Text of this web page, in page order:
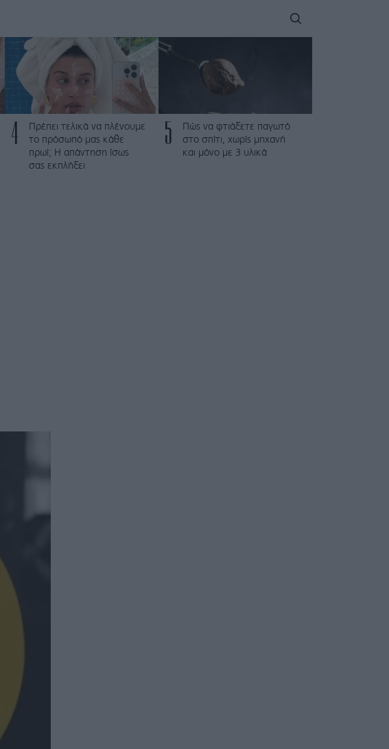
4
Πρέπει τελικά να πλένουμε
το πρόσωπό μας κάθε
πρωί; Η απάντηση ίσως
σας εκπλήξει
5
Πώς να φτιάξετε παγωτό
στο σπίτι, χωρίς μηχανή
και μόνο με 3 υλικά